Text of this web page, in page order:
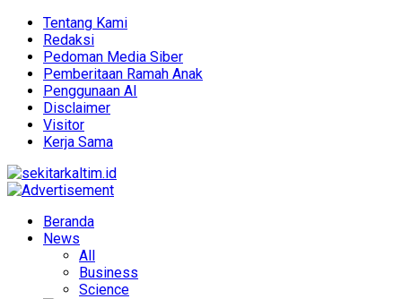
Tentang Kami
Redaksi
Pedoman Media Siber
Pemberitaan Ramah Anak
Penggunaan AI
Disclaimer
Visitor
Kerja Sama
Beranda
News
All
Business
Science